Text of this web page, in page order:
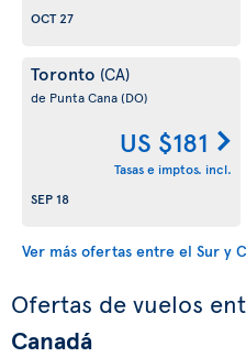
OCT 27
Toronto (CA)
de Punta Cana(DO)
US $181
Tasas e imptos. incl.
SEP 18
Ver más ofertas entre el Sur y
Ofertas de vuelos
Canadá